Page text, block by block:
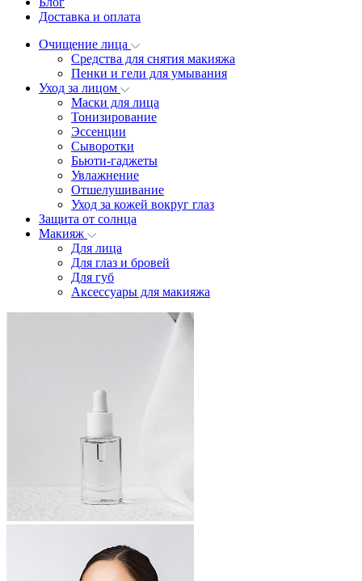
Доставка и оплата
Очищение лица
Средства для снятия макияжа
Пенки и гели для умывания
Уход за лицом
Маски для лица
Тонизирование
Эссенции
Сыворотки
Бьюти-гаджеты
Увлажнение
Отшелушивание
Уход за кожей вокруг глаз
Защита от солнца
Макияж
Для лица
Для глаз и бровей
Для губ
Аксессуары для макияжа